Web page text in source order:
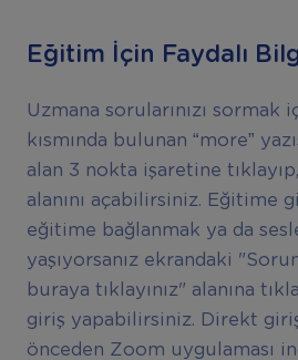
Eğitim İçin Faydalı
Uzmana sorularınızı sormak
kısmında bulunan “more”
alan 3 nokta işaretine
alanını açabilirsiniz. Eğitime
eğitime bağlanmak ya da
yaşıyorsanız ekrandaki
buraya tıklayınız" alanına
giriş yapabilirsiniz. Direkt
önceden Zoom uygulaması